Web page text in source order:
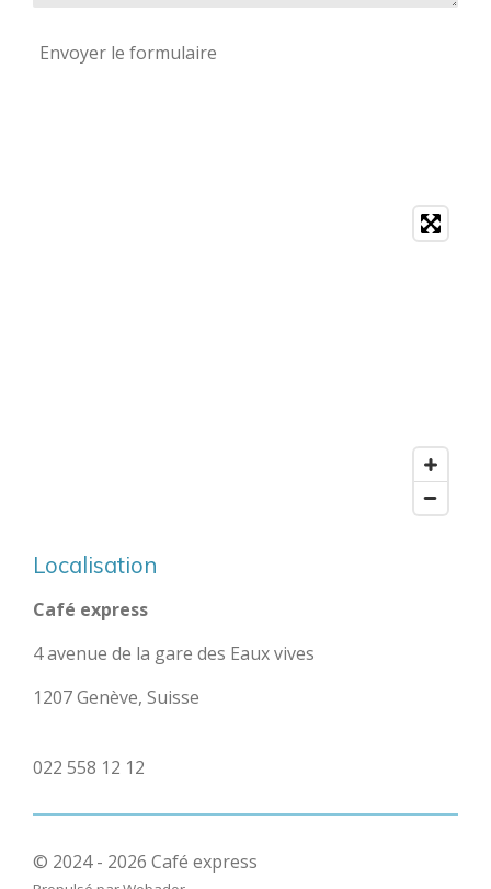
Envoyer le formulaire
Localisation
Café express
4 avenue de la gare des Eaux vives
1207 Genève, Suisse
022 558 12 12
© 2024 - 2026 Café express